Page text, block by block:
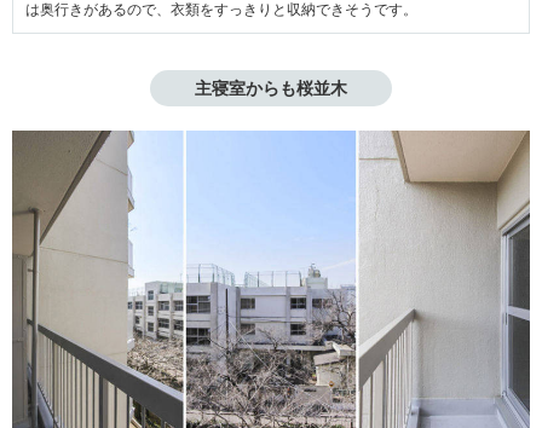
は奥行きがあるので、衣類をすっきりと収納できそうです。
主寝室からも桜並木